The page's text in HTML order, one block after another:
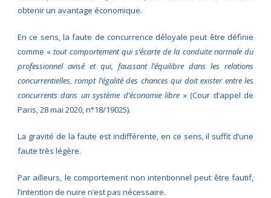
obtenir un avantage économique.
En ce sens, la faute de concurrence déloyale peut être définie
comme «tout comportement qui s’écarte de la conduite normale du
professionnel avisé et qui, faussant l’équilibre dans les relations
concurrentielles, rompt l’égalité des chances qui doit exister entre les
concurrents dans un système d’économie libre » (Cour d’appel de
Paris, 28 mai 2020, n°18/19025).
La gravité de la faute est indifférente, en ce sens, il suffit d’une
faute très légère.
Par ailleurs, le comportement non intentionnel peut être fautif,
l’intention de nuire n’est pas nécessaire.